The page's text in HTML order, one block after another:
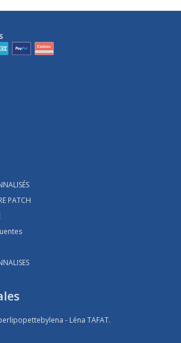
PATCH
- Léna TAFAT.